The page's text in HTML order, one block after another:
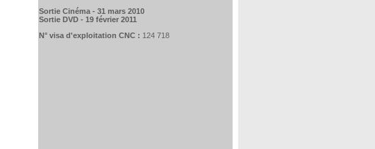
Sortie Cinéma - 31 mars 2010
Sortie DVD - 19 février 2011
N° visa d'exploitation CNC : 124 718